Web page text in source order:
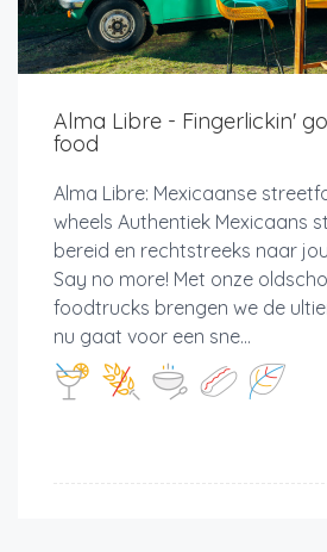
Alma Libre - Fingerlickin'
food
Alma Libre: Mexicaanse
wheels Authentiek Mexicaans
bereid en rechtstreeks naar
Say no more! Met onze
foodtrucks brengen we de
nu gaat voor een sne...